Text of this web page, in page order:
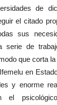
de
el citado
sus
serie de
que corta
en
y enorme
el